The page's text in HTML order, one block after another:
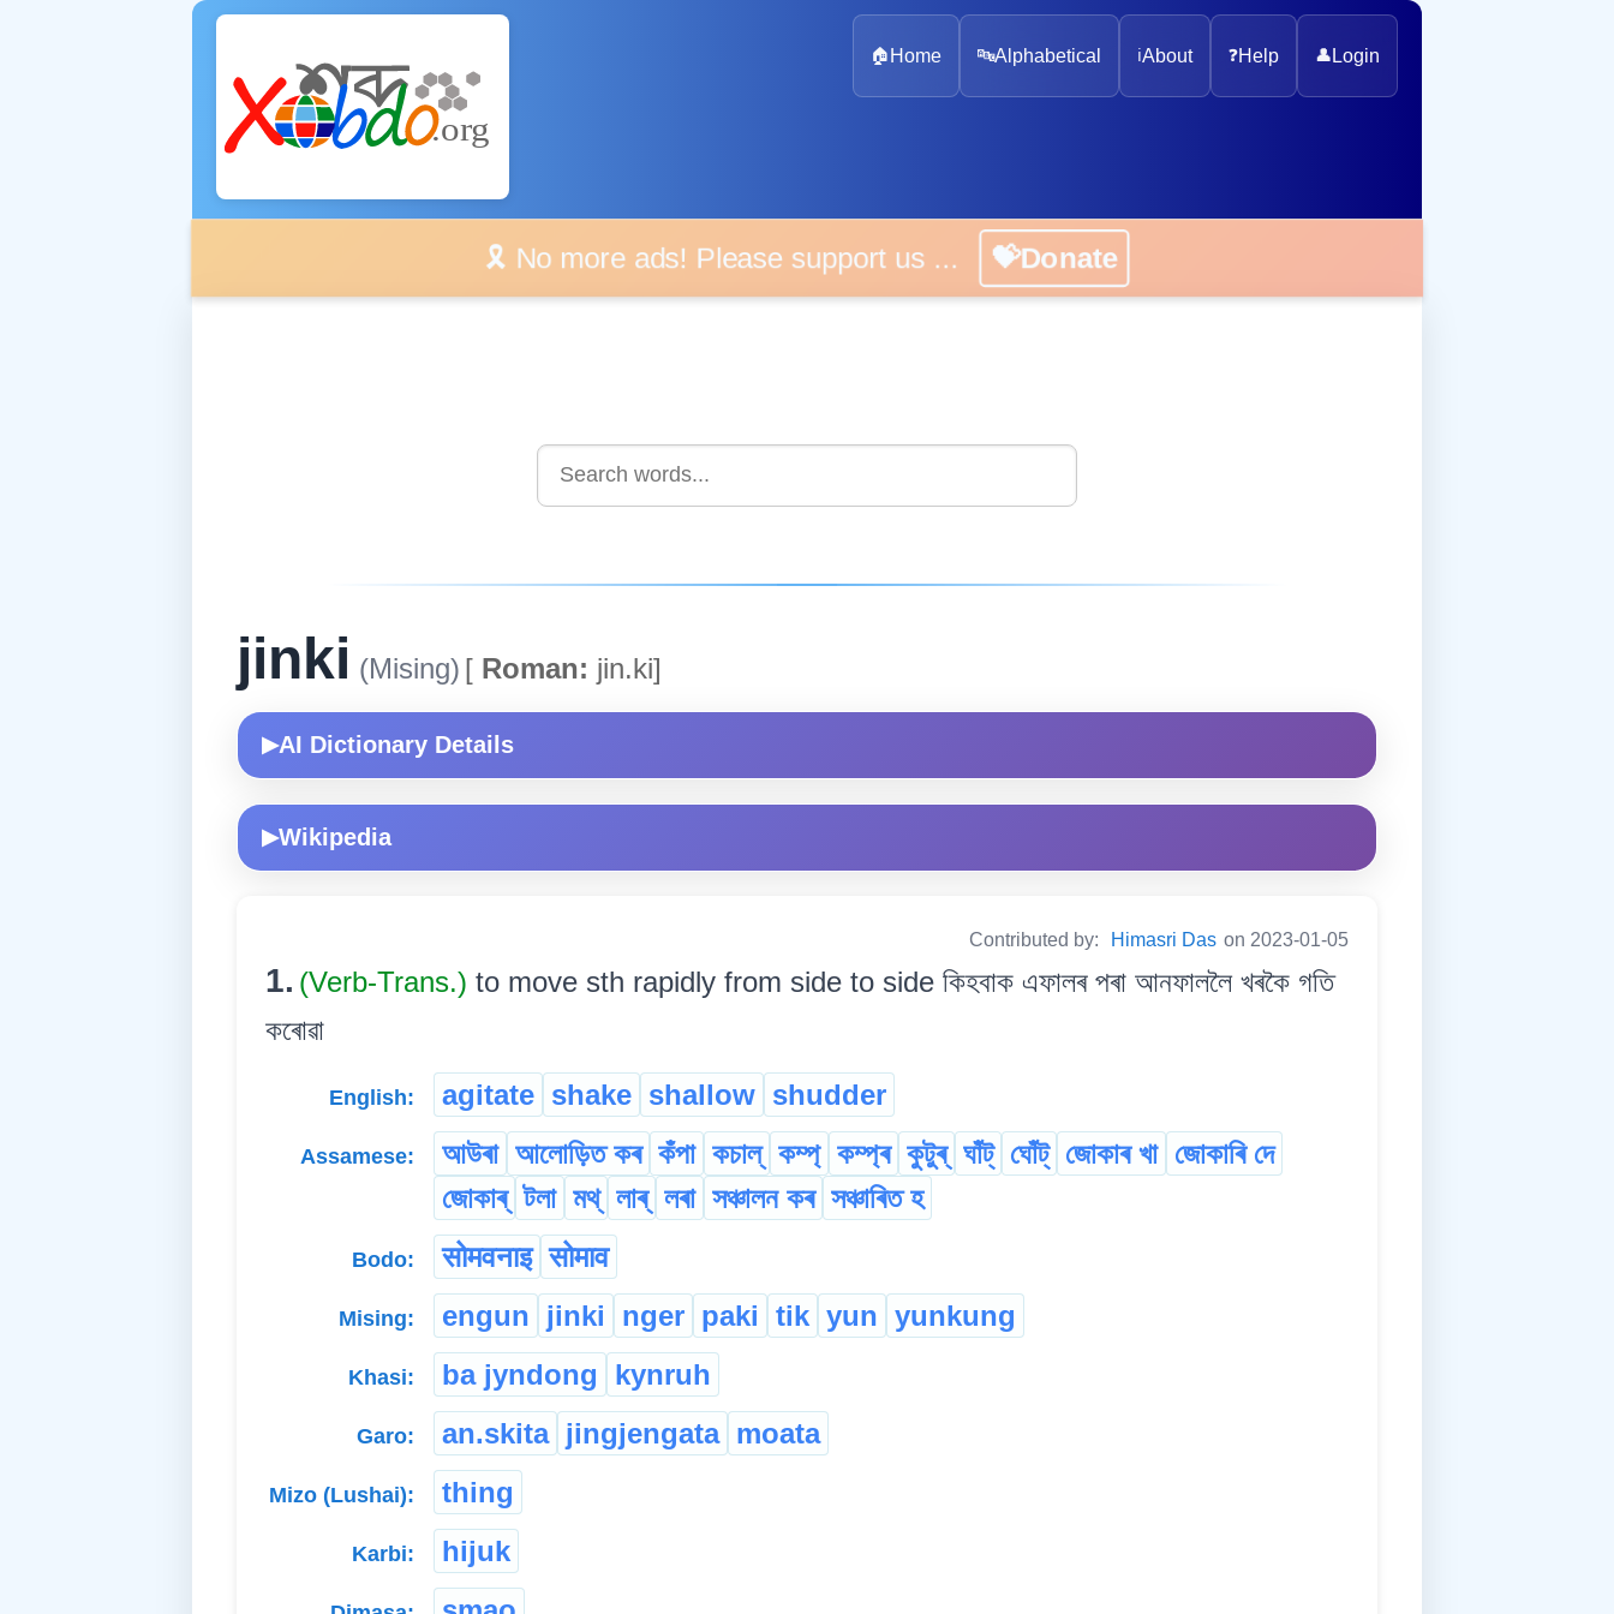
🏠 Home 🔤Alphabetical ℹ️About ❓Help 👤 Login
🎗️ No more ads! Please support us ... 💝Donate
jinki (Mising) [ Roman: jin.ki]
▶AI Dictionary Details
▶Wikipedia
Contributed by: Himasri Das on 2023-01-05
1. (Verb-Trans.) to move sth rapidly from side to side কিহবাক এফালৰ পৰা আনফাললৈ খৰকৈ গতি
কৰোৱা
English: agitate shake shallow shudder
Assamese: আউৰা আলোড়িত কৰ কঁপা কচাল্ কম্প্ কম্প্ৰ কুটুৰ্ ঘাঁট্ ঘোঁট্ জোকাৰ খা জোকাৰি দে
জোকাৰ্ টলা মথ্ লাৰ্ লৰা সঞ্চালন কৰ সঞ্চাৰিত হ
Bodo: सोमवनाइ सोमाव
Mising: engun jinki nger paki tik yun yunkung
Khasi: ba jyndong kynruh
Garo: an.skita jingjengata moata
Mizo (Lushai): thing
Karbi: hijuk